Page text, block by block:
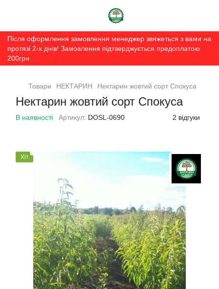
Після оформлення замовлення менеджер звяжеться з вами на
протязі 2-х днів! Замовлення підтверджується предоплатою
200грн
Товари НЕКТАРИН Нектарин жовтий сорт Спокуса
Нектарин жовтий сорт Спокуса
В наявності Артикул: DOSL-0690 2 відгуки
Хіт